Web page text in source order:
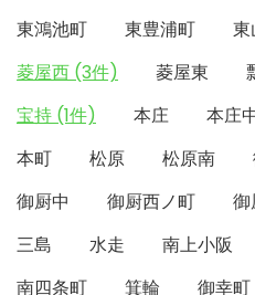
東鴻池町
東豊浦町 東
菱屋西 (3件)
菱屋東
宝持 (1件)
本庄 本庄
本町
松原 松原南
御厨中
御厨西ノ町 御
三島
水走 南上小阪
南四条町
箕輪 御幸町